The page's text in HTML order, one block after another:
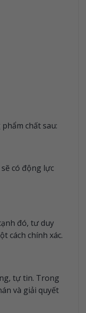
chất sau:
có động lực
đó, tư duy
cách chính xác.
tự tin. Trong
và giải quyết